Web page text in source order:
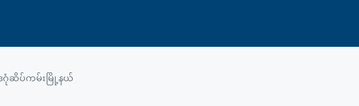
ဂုံဆိပ်ကမ်းမြို့နယ်